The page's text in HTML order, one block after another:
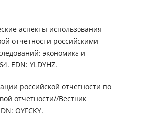
аспекты использования
отчетности российскими
экономика и
EDN: YLDYHZ.
российской отчетности по
отчетности//Вестник
OYFCKY.